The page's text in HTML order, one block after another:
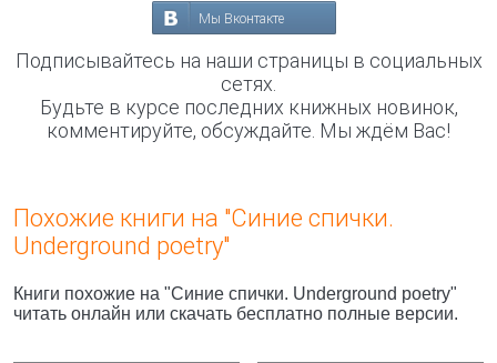
Мы Вконтакте
Подписывайтесь на наши страницы в социальных
сетях.
Будьте в курсе последних книжных новинок,
комментируйте, обсуждайте. Мы ждём Вас!
Похожие книги на "Синие спички.
Underground poetry"
Книги похожие на "Синие спички. Underground poetry"
читать онлайн или скачать бесплатно полные версии.